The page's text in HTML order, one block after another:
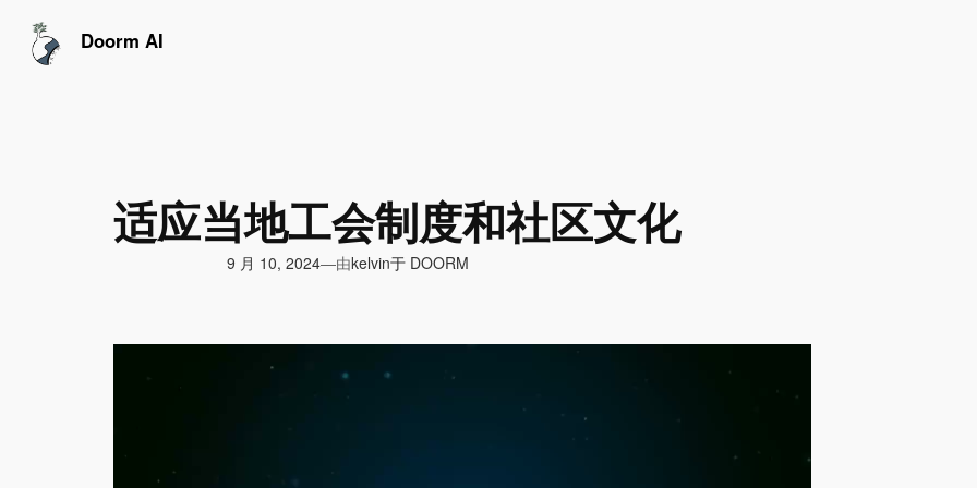
Doorm AI
适应当地工会制度和社区文化
9 月 10, 2024—由kelvin于 DOORM